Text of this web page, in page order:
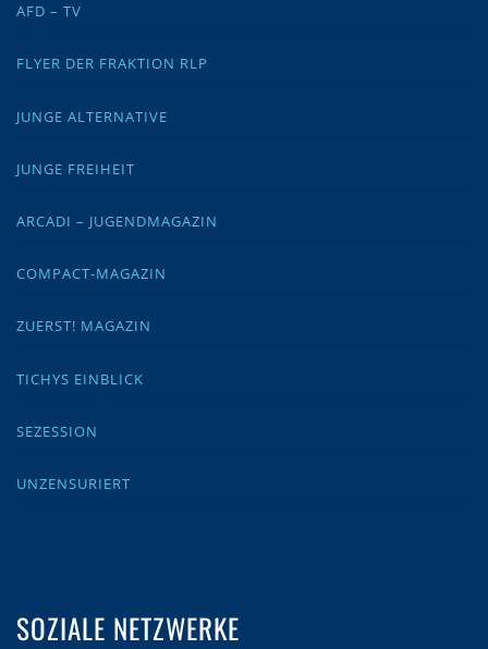
AFD – TV
FLYER DER FRAKTION RLP
JUNGE ALTERNATIVE
JUNGE FREIHEIT
ARCADI – JUGENDMAGAZIN
COMPACT-MAGAZIN
ZUERST! MAGAZIN
TICHYS EINBLICK
SEZESSION
UNZENSURIERT
SOZIALE NETZWERKE